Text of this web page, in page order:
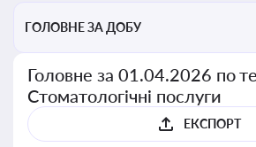
ГОЛОВНЕ ЗА ДОБУ
Головне за 01.04.2026 по
Стоматологічні послуги
ЕКСПОРТ